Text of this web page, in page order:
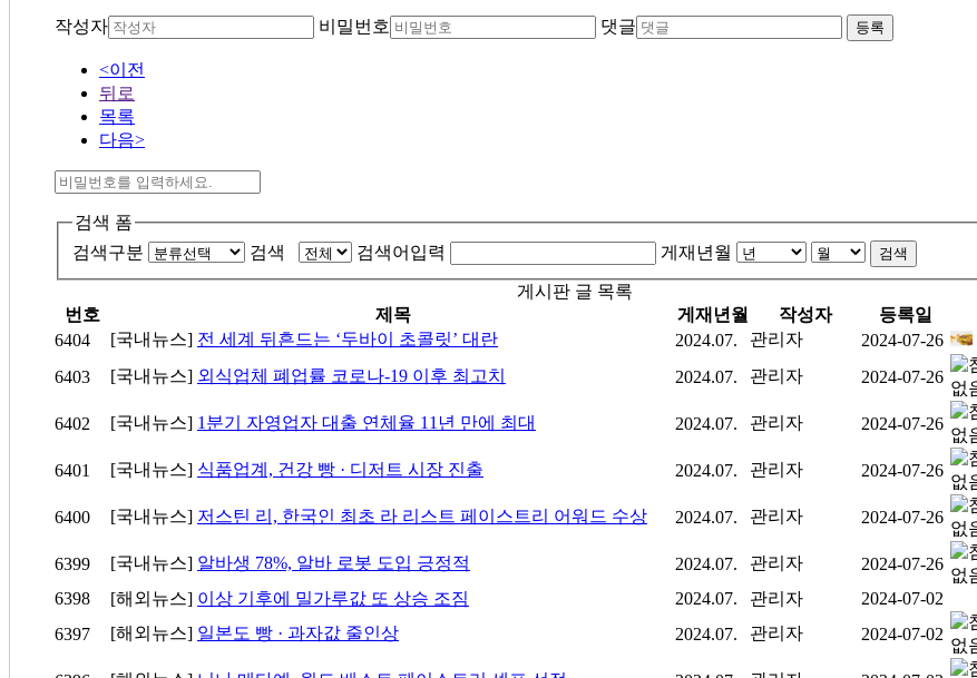
작성자 비밀번호 댓글 등록
<이전
뒤로
목록
다음>
검색 폼
검색구분
검색 검색어입력 게재년월 검색
게시판 글 목록
번호
제목 게재년월 작성자 등록일
6404
[국내뉴스] 전 세계 뒤흔드는 ‘두바이 초콜릿’ 대란 2024.07. 관리자 2024-07-26
6403
[국내뉴스] 외식업체 폐업률 코로나-19 이후 최고치 2024.07. 관리자 2024-07-26
6402 [국내뉴스] 1분기 자영업자 대출 연체율 11년 만에 최대 2024.07. 관리자 2024-07-26
6401 [국내뉴스] 식품업계, 건강 빵 · 디저트 시장 진출 2024.07. 관리자 2024-07-26
6400 [국내뉴스] 저스틴 리, 한국인 최초 라 리스트 페이스트리 어워드 수상 2024.07. 관리자 2024-07-26
6399 [국내뉴스] 알바생 78%, 알바 로봇 도입 긍정적 2024.07. 관리자 2024-07-26
6398
[해외뉴스] 이상 기후에 밀가루값 또 상승 조짐 2024.07. 관리자 2024-07-02
6397
[해외뉴스] 일본도 빵 · 과자값 줄인상 2024.07. 관리자 2024-07-02